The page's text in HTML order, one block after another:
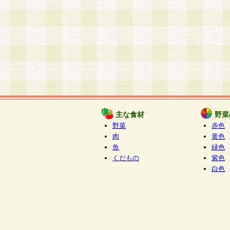
主な食材
野菜
肉
魚
くだもの
野
赤色
黄色
緑色
紫色
白色